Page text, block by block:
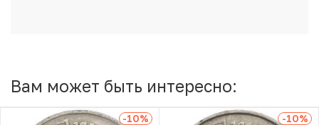
Вам может быть интересно:
-10% -10%